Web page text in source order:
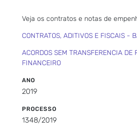
Veja os contratos e notas de
CONTRATOS, ADITIVOS E FISCAIS -
ACORDOS SEM TRANSFERENCIA DE
FINANCEIRO
ANO
2019
PROCESSO
1348/2019